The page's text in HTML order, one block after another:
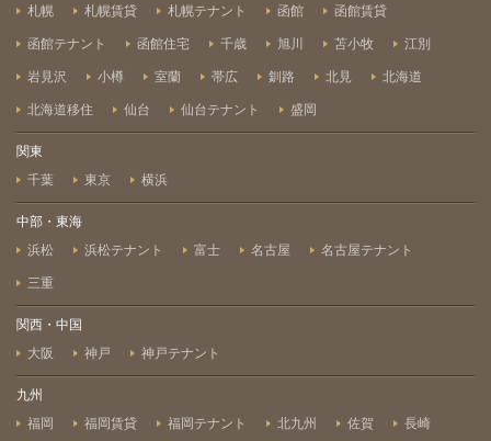
札幌
札幌賃貸 札幌テナント 函館 函館賃貸
函館テナント 函館住宅 千歳 旭川 苫小牧 江別
岩見沢 小樽 室蘭 帯広 釧路 北見 北海道
北海道移住 仙台 仙台テナント 盛岡
関東
千葉
東京 横浜
中部・東海
浜松
浜松テナント 富士 名古屋 名古屋テナント
三重
関西・中国
大阪
神戸 神戸テナント
九州
福岡
福岡賃貸 福岡テナント 北九州 佐賀 長崎